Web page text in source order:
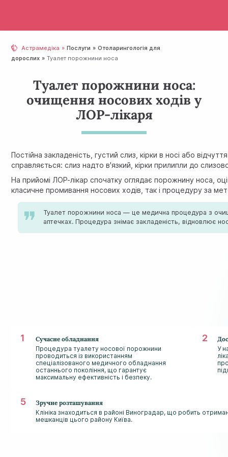
Астрамедіка Послуги
Отолaрингологія для
дорослих
Туалет порожнини носа
Туалет порожнини носа:
очищення носових ходів у
ЛОР-лікаря
Постійна закладеність, густий слиз, кірки в носі або
справляється: слиз надто в'язкий, кірки прилипли до
На прийомі ЛОР-лікар спочатку оглядає порожнину носа,
класичне промивання носових ходів, так і процедуру за
Туалет порожнини носа — це медична процедура з
аптечках. Процедура знімає закладеність, відновлює
Сучасне обладнання
Процедура туалету носової порожнини
проводиться із використанням
спеціалізованого медичного обладнання
останнього покоління, що гарантує
максимальну ефективність і безпеку.
У
Зручне розташування
Клініка знаходиться в районі Виноградар, що робить
мешканців цього району Київа.